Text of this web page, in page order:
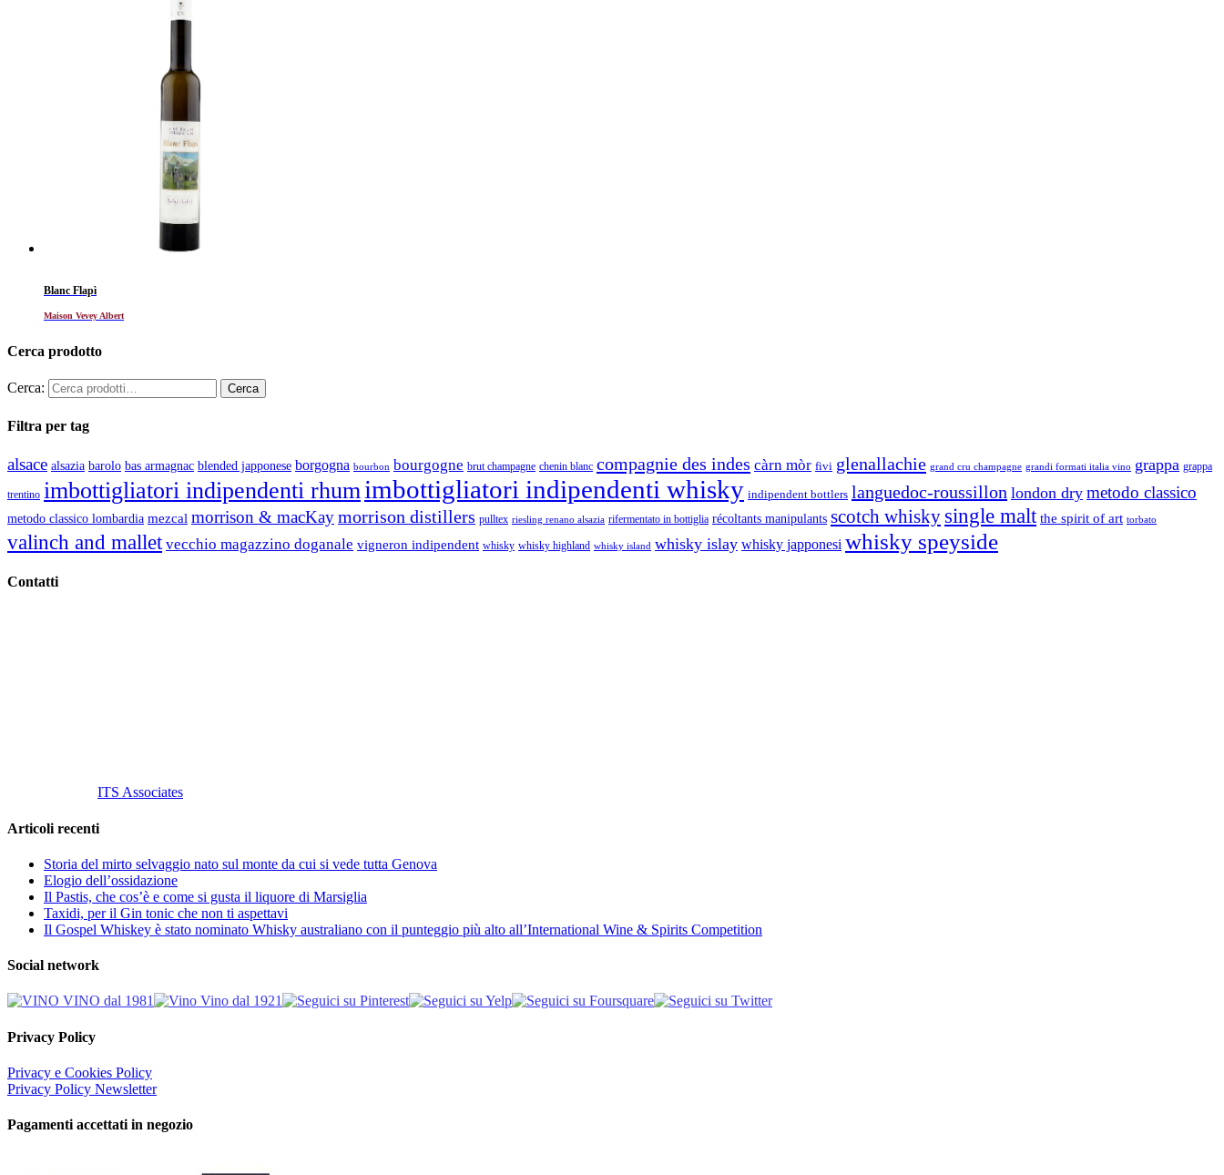
Blanc Flapì
Maison Vevey Albert
Cerca prodotto
Cerca:
Filtra per tag
alsace alsazia barolo bas armagnac blended japponese borgogna bourbon bourgogne brut champagne chenin blanc compagnie des indes càrn mòr fivi glenallachie grand cru champagne grandi formati italia vino grappa grappa
trentino imbottigliatori indipendenti rhumimbottigliatori indipendenti whisky indipendent bottlers languedoc-roussillon london dry metodo classico
metodo classico lombardia mezcal morrison & macKaymorrison distillers pulltex riesling renano alsazia rifermentato in bottiglia récoltants manipulants scotch whisky single malt the spirit of art torbato
valinch and mallet vecchio magazzino doganale vigneron indipendent whisky whisky highland whisky island whisky islay whisky japponesi whisky speyside
Contatti
ITS Associates
Articoli recenti
Storia del mirto selvaggio nato sul monte da cui si vede tutta Genova
Elogio dell’ossidazione
Il Pastis, che cos’è e come si gusta il liquore di Marsiglia
Taxidi, per il Gin tonic che non ti aspettavi
Il Gospel Whiskey è stato nominato Whisky australiano con il punteggio più alto all’International Wine & Spirits Competition
Social network
Privacy Policy
Privacy e Cookies Policy
Privacy Policy Newsletter
Pagamenti accettati in negozio